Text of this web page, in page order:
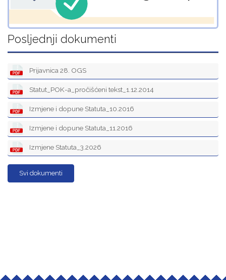
Posljednji dokumenti
Prijavnica 28. OGS
Statut_POK-a_pročišćeni tekst_1.12.2014
Izmjene i dopune Statuta_10.2016
Izmjene i dopune Statuta_11.2016
Izmjene Statuta_3.2026
Svi dokumenti